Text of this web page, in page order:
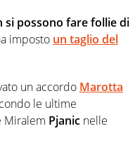
si possono fare follie di
imposto un taglio del
un accordo Marotta
le ultime
Miralem Pjanic nelle